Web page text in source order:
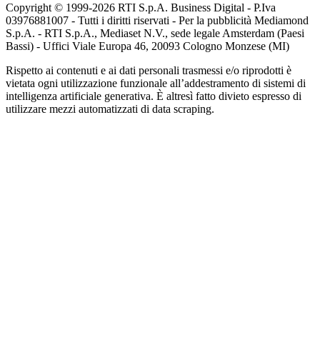
Copyright © 1999-2026 RTI S.p.A. Business Digital - P.Iva
03976881007 - Tutti i diritti riservati - Per la pubblicità Mediamond
S.p.A. - RTI S.p.A., Mediaset N.V., sede legale Amsterdam (Paesi
Bassi) - Uffici Viale Europa 46, 20093 Cologno Monzese (MI)
Rispetto ai contenuti e ai dati personali trasmessi e/o riprodotti è
vietata ogni utilizzazione funzionale all’addestramento di sistemi di
intelligenza artificiale generativa. È altresì fatto divieto espresso di
utilizzare mezzi automatizzati di data scraping.